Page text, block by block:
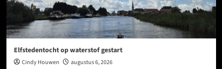
Elfstedentocht op waterstof gestart
Cindy Houwen augustus 6, 2026